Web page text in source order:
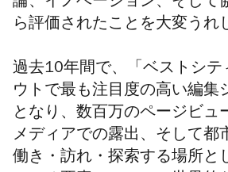
論、イノベーション、そして
ら評価されたことを大変うれ
過去10年間で、「ベストシテ
ウトで最も注目度の高い編集
となり、数百万のページビュ
メディアでの露出、そして都
働き ・ 訪れ ・ 探索する場所と